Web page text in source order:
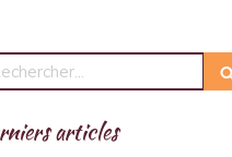
articles